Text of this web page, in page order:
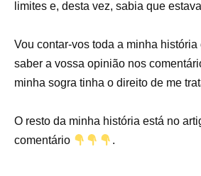
limites e, desta vez, sabia que
Vou contar-vos toda a minha
saber a vossa opinião nos
minha sogra tinha o direito de me
O resto da minha história está no
comentário
.